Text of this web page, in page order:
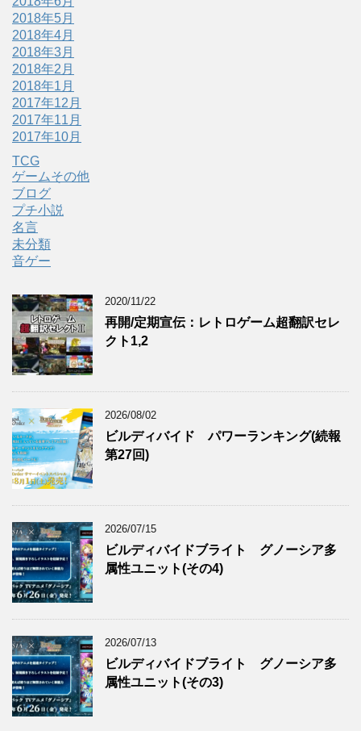
2018年5月
2018年4月
2018年3月
2018年2月
2018年1月
2017年12月
2017年11月
2017年10月
TCG
ゲームその他
ブログ
プチ小説
名言
未分類
音ゲー
2020/11/22
再開/定期宣伝：レトロゲーム超翻訳セレ
クト1,2
2026/08/02
ビルディバイド パワーランキング(続報
第27回)
2026/07/15
ビルディバイドブライト グノーシア多
属性ユニット(その4)
2026/07/13
ビルディバイドブライト グノーシア多
属性ユニット(その3)